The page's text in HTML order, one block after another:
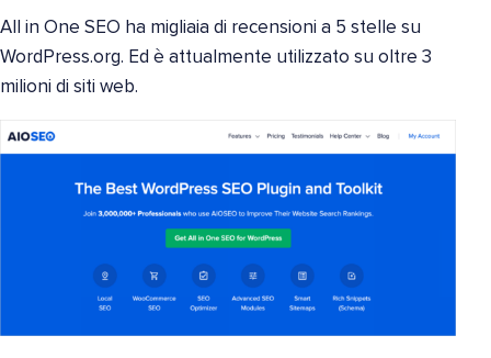
All in One SEO ha migliaia di recensioni a 5 stelle su
WordPress.org. Ed è attualmente utilizzato su oltre 3
milioni di siti web.